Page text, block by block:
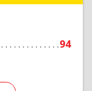
94